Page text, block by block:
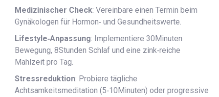
Medizinischer Check: Vereinbare einen Termin beim
Gynäkologen für Hormon‑ und Gesundheitswerte.
Lifestyle‑Anpassung: Implementiere 30Minuten
Bewegung, 8Stunden Schlaf und eine zink‑reiche
Mahlzeit pro Tag.
Stressreduktion: Probiere tägliche
Achtsamkeitsmeditation (5‑10Minuten) oder progressive